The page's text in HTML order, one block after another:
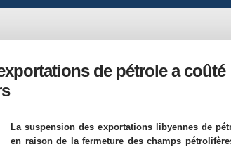
de pétrole a coûté
La suspension des exportations libyennes de
en raison de la fermeture des champs